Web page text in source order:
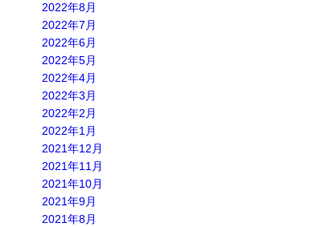
2022年8月
2022年7月
2022年6月
2022年5月
2022年4月
2022年3月
2022年2月
2022年1月
2021年12月
2021年11月
2021年10月
2021年9月
2021年8月